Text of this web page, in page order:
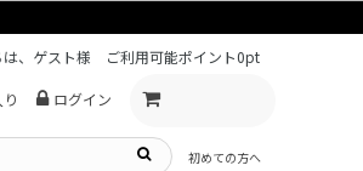
は、ゲスト様
ご利用可能ポイント0pt
ログイン
初めての方へ